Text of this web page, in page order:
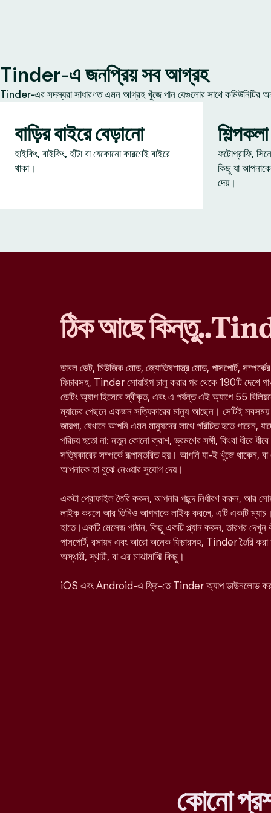
Tinder-এ জনপ্রিয় সব আগ্রহ
Tinder-এর সদস্যরা সাধারণত এমন আগ্রহ খুঁজে পান যেগুলোর সাথে কমিউনিটির
বাড়ির বাইরে বেড়ানো
হাইকিং, বাইকিং, হাঁটা বা যেকোনো কারণেই বাইরে
থাকা।
শিল্পকলা
ফটোগ্রাফি,
কিছু যা
দেয়।
ঠিক আছে
ডাবল ডেট, মিউজিক মোড, জ্যোতিষশাস্ত্র মোড, পাসপোর্ট,
ফিচারসহ, Tinder সোয়াইপ চালু করার পর থেকে 190টি দেশে
ডেটিং অ্যাপ হিসেবে স্বীকৃত, এবং এ পর্যন্ত এই অ্যাপে 55
ম্যাচের পেছনে একজন সত্যিকারের মানুষ আছেন। সেটিই
জায়গা, যেখানে আপনি এমন মানুষদের সাথে পরিচিত হতে পারেন,
পরিচয় হতো না: নতুন কোনো ক্রাশ, ভ্রমণের সঙ্গী, কিংবা ধীরে
সত্যিকারের সম্পর্কে রূপান্তরিত হয়। আপনি যা-ই খুঁজে থাকেন,
আপনাকে তা বুঝে নেওয়ার সুযোগ দেয়।
একটা প্রোফাইল তৈরি করুন, আপনার পছন্দ নির্ধারণ করুন, আর
লাইক করলে আর তিনিও আপনাকে লাইক করলে, এটি একটি
হাতে।একটি মেসেজ পাঠান, কিছু একটি প্ল্যান করুন, তারপর
পাসপোর্ট, রসায়ন এবং আরো অনেক ফিচারসহ, Tinder তৈরি
অস্থায়ী, স্থায়ী, বা এর মাঝামাঝি কিছু।
iOS এবং Android-এ ফ্রি-তে Tinder অ্যাপ ডাউনলোড
কোনো